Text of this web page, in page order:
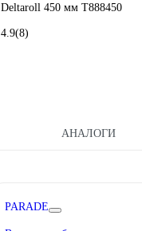
Deltaroll 450 мм T888450
4.9(8)
АНАЛОГИ
PARADE